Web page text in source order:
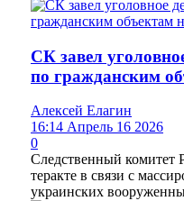
СК завел
по гражданским
Алексей Елагин
16:14 Апрель 16 2026
0
Следственный комитет
теракте в связи с
украинских